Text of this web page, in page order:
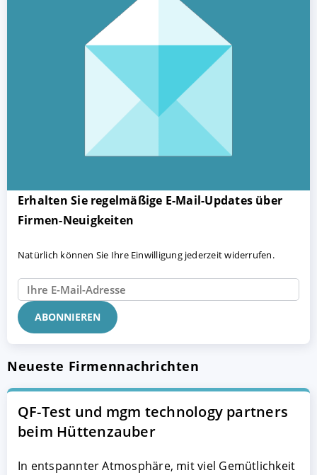
Erhalten Sie regelmäßige E-Mail-Updates über
Firmen-Neuigkeiten
Natürlich können Sie Ihre Einwilligung jederzeit widerrufen.
Neueste Firmennachrichten
QF-Test und mgm technology partners
beim Hüttenzauber
In entspannter Atmosphäre, mit viel Gemütlichkeit